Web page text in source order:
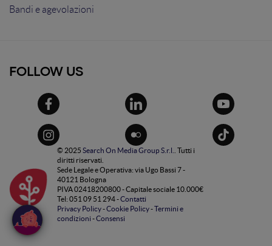
Bandi e agevolazioni
FOLLOW US
© 2025 Search On Media Group S.r.l.
. Tutti i
diritti riservati.
Sede Legale e Operativa: via Ugo Bassi 7 -
40121 Bologna
PIVA 02418200800 - Capitale sociale 10.000€
Tel: 051 09 51 294 -Contatti
Privacy Policy-Cookie Policy-Termini e
condizioni -Consensi